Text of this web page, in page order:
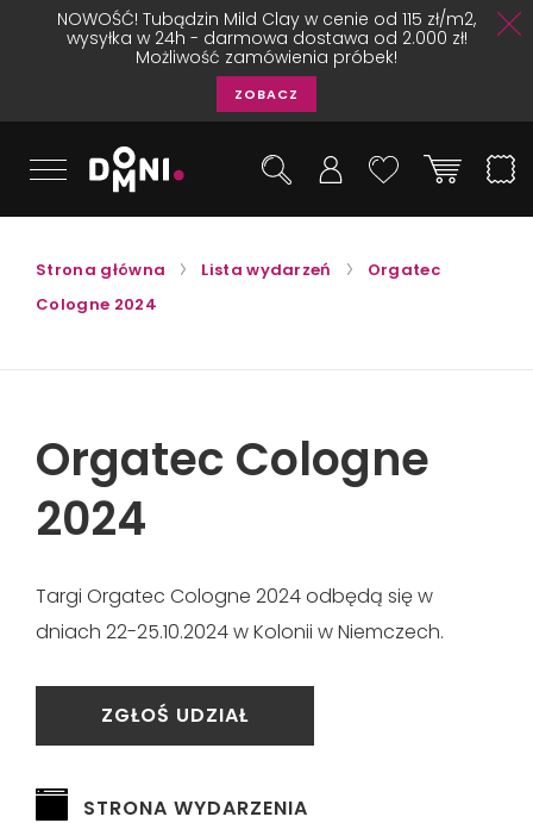
NOWOŚĆ! Tubądzin Mild Clay w cenie od 115 zł/m2,
wysyłka w 24h - darmowa dostawa od 2.000 zł!
Możliwość zamówienia próbek!
ZOBACZ
Strona główna Lista wydarzeń
Orgatec
Cologne 2024
Orgatec Cologne
2024
Targi Orgatec Cologne 2024 odbędą się w
dniach 22-25.10.2024 w Kolonii w Niemczech.
ZGŁOŚ UDZIAŁ
STRONA WYDARZENIA